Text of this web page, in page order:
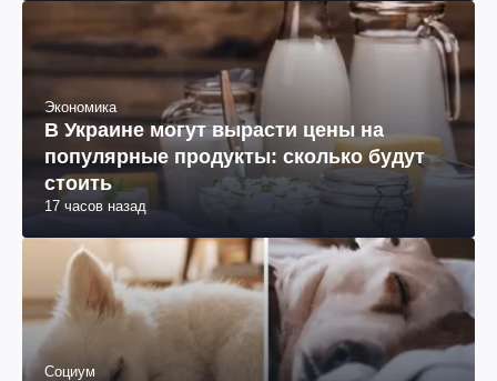
Экономика
В Украине могут вырасти цены на
популярные продукты: сколько будут
стоить